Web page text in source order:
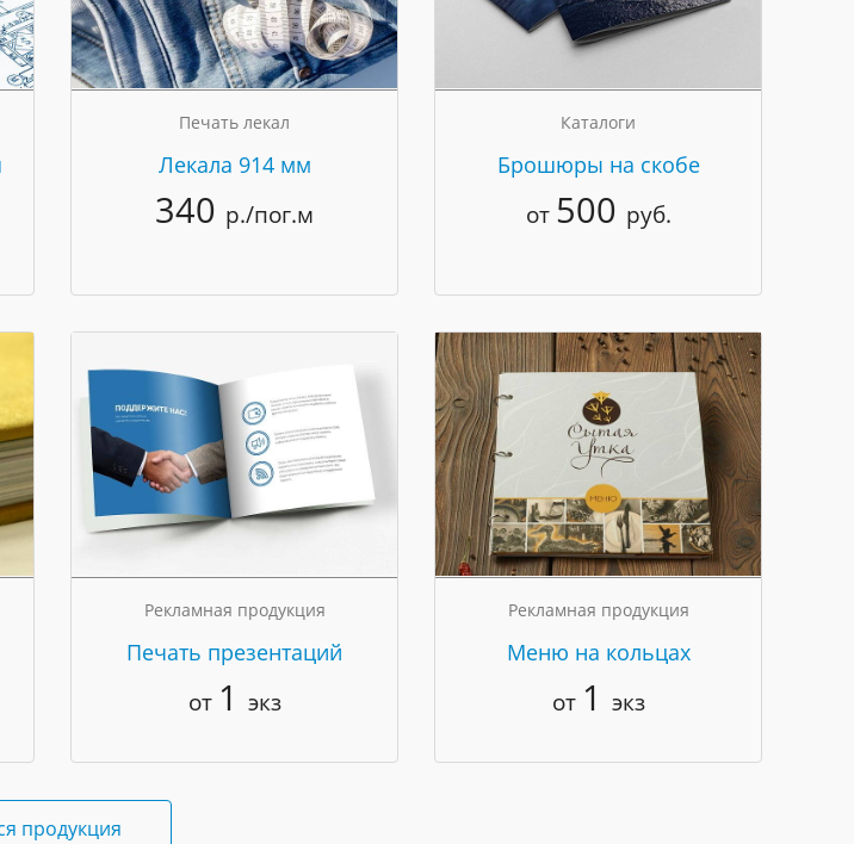
Печать лекал
Лекала 914 мм
340 р./пог.м
Каталоги
Брошюры на скобе
от 500 руб.
Рекламная продукция
Печать презентаций
от 1 экз
Рекламная продукция
Меню на кольцах
от 1 экз
продукция